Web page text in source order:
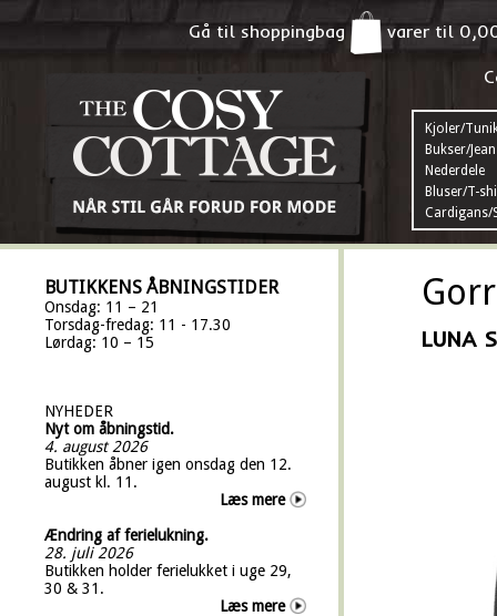
Gå til shoppingbag varer til
Kjoler/
Bukser/
Nederdele
Bluser/T-
Cardigans/
BUTIKKENS ÅBNINGSTIDER
Onsdag: 11 – 21
Torsdag-fredag: 11 - 17.30
Lørdag: 10 – 15
NYHEDER
Nyt om åbningstid.
4. august 2026
Butikken åbner igen onsdag den 12.
august kl. 11.
Læs mere
Ændring af ferielukning.
28. juli 2026
Butikken holder ferielukket i uge 29,
30 & 31.
Læs mere
LUNA